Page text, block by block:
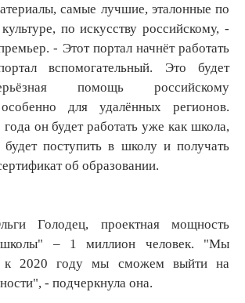
самые лучшие, эталонные по
по искусству российскому, -
- Этот портал начнёт работать
вспомогательный. Это будет
помощь российскому
для удалённых регионов.
он будет работать уже как школа,
поступить в школу и получать
об образовании.
Голодец, проектная мощность
школы" – 1 миллион человек. "Мы
к 2020 году мы сможем выйти на
- подчеркнула она.